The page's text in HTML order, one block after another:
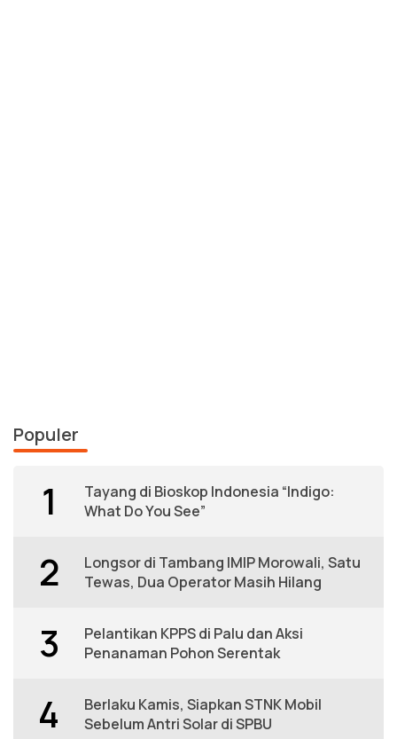
Populer
1
Tayang di Bioskop Indonesia “Indigo:
What Do You See”
2
Longsor di Tambang IMIP Morowali, Satu
Tewas, Dua Operator Masih Hilang
3
Pelantikan KPPS di Palu dan Aksi
Penanaman Pohon Serentak
4
Berlaku Kamis, Siapkan STNK Mobil
Sebelum Antri Solar di SPBU